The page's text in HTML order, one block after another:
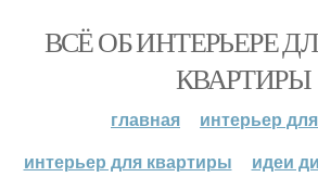
ВСЁ ОБ ИНТЕРЬЕРЕ
КВАРТИРЫ
главная
интерьер
интерьер для квартиры
идеи